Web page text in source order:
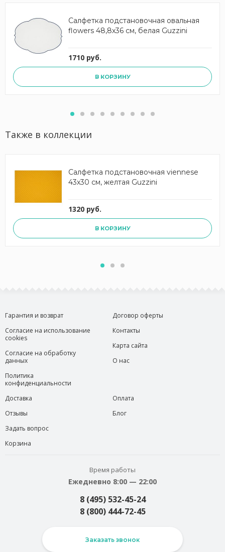
Салфетка подстановочная овальная
flowers 48,8х36 см, белая Guzzini
1710 руб.
В КОРЗИНУ
Также в коллекции
Салфетка подстановочная viennese
43х30 см, желтая Guzzini
1320 руб.
В КОРЗИНУ
Гарантия и возврат
Согласие на использование
cookies
Согласие на обработку
данных
Политика
конфиденциальности
Договор оферты
Контакты
Карта сайта
О нас
Доставка
Отзывы
Задать вопрос
Корзина
Оплата
Блог
Время работы
Ежедневно 8:00 — 22:00
8 (495) 532-45-24
8 (800) 444-72-45
Заказать звонок